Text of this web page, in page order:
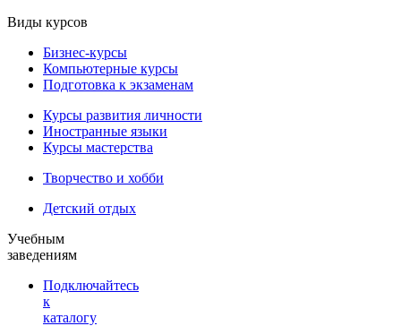
Виды курсов
Бизнес-курсы
Компьютерные курсы
Подготовка к экзаменам
Курсы развития личности
Иностранные языки
Курсы мастерства
Творчество и хобби
Детский отдых
Учебным
заведениям
Подключайтесь
к
каталогу